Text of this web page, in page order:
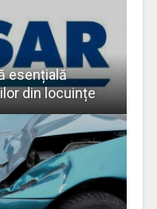
esențială
din locuințe